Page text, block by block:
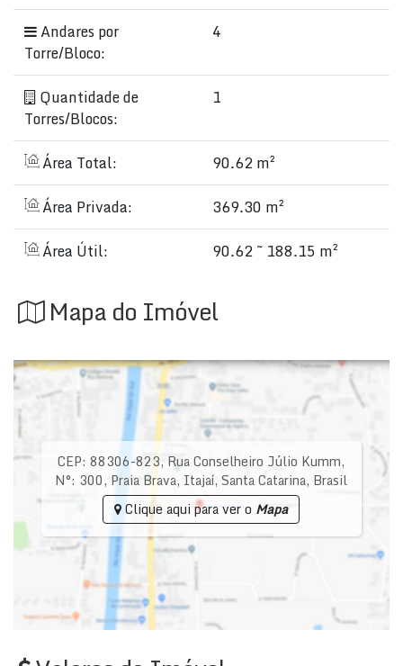
Andares por
Torre/Bloco:
4
Quantidade de
Torres/Blocos:
1
Área Total:
90.62 m²
Área Privada:
369.30 m²
Área Útil:
90.62 ~ 188.15 m²
Mapa do Imóvel
CEP: 88306-823, Rua Conselheiro Júlio Kumm,
N°: 300, Praia Brava, Itajaí,Santa Catarina, Brasil
Clique aqui para ver o Mapa